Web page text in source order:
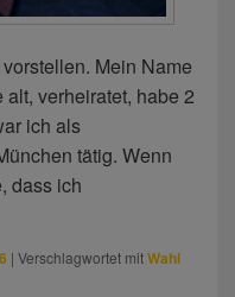
Mein Name
verheiratet, habe 2
ich als
tätig. Wenn
dass ich
| Verschlagwortet mitWahl